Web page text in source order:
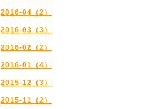
2016-04（2）
2016-03（3）
2016-02（2）
2016-01（4）
2015-12（3）
2015-11（2）